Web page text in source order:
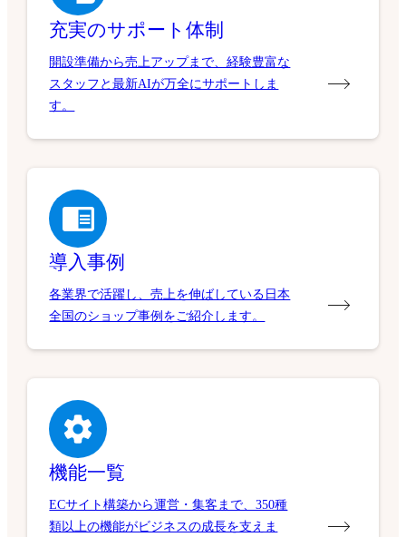
充実のサポート体制
開設準備から売上アップまで、経験豊富な
スタッフと最新AIが万全にサポートしま
す。
導入事例
各業界で活躍し、売上を伸ばしている日本
全国のショップ事例をご紹介します。
機能一覧
ECサイト構築から運営・集客まで、350種
類以上の機能がビジネスの成長を支えま